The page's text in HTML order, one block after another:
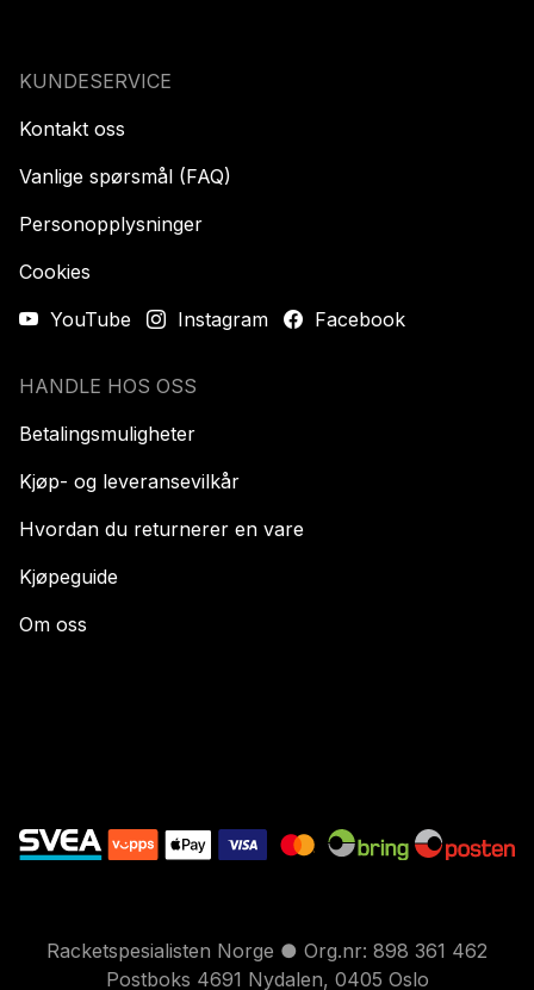
KUNDESERVICE
Kontakt oss
Vanlige spørsmål (FAQ)
Personopplysninger
Cookies
YouTube
Instagram Facebook
HANDLE HOS OSS
Betalingsmuligheter
Kjøp- og leveransevilkår
Hvordan du returnerer en vare
Kjøpeguide
Om oss
Racketspesialisten Norge ● Org.nr: 898 361 462
Postboks 4691 Nydalen, 0405 Oslo